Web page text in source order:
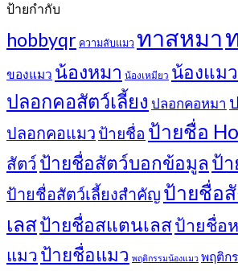
ป้ายกำกับ
hobbyqr ความลับแมว ทาสหมา
ของแมว น้องหมา น้องเหมียว น้องแมว
ปลอกคอสัตว์เลี้ยง ปลอกคอหมา
ปลอกคอแมว ป้ายชื่อ ป้ายชื่อ
สัตว์ ป้ายชื่อสัตว์บอกข้อมูล ป้า
ป้ายชื่อสัตว์เลี้ยงสำคัญ ป้ายชื่อ
เลสป้ายชื่อสแตนเลสป้ายชื่อ
แมว ป้ายชื่อแมว พฤติกรรมน้องแมว พฤติก